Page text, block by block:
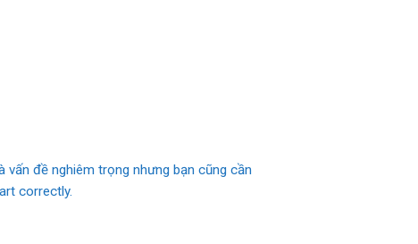
vấn đề nghiêm trọng nhưng bạn cũng cần
correctly.